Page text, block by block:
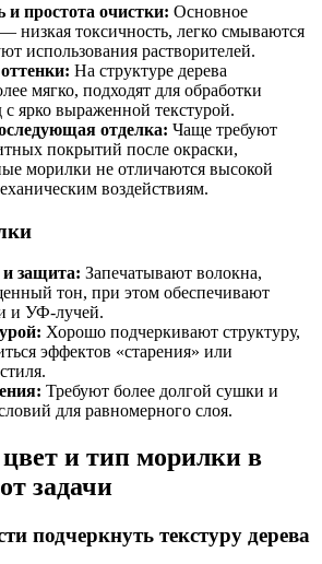
и простота очистки: Основное
низкая токсичность, легко смываются
использования растворителей.
На структуре дерева
мягко, подходят для обработки
ярко выраженной текстурой.
отделка: Чаще требуют
покрытий после окраски,
морилки не отличаются высокой
воздействиям.
и защита: Запечатывают волокна,
тон, при этом обеспечивают
и УФ-лучей.
Хорошо подчеркивают структуру,
эффектов «старения» или
Требуют более долгой сушки и
для равномерного слоя.
и тип морилки в
задачи
подчеркнуть текстуру дерева